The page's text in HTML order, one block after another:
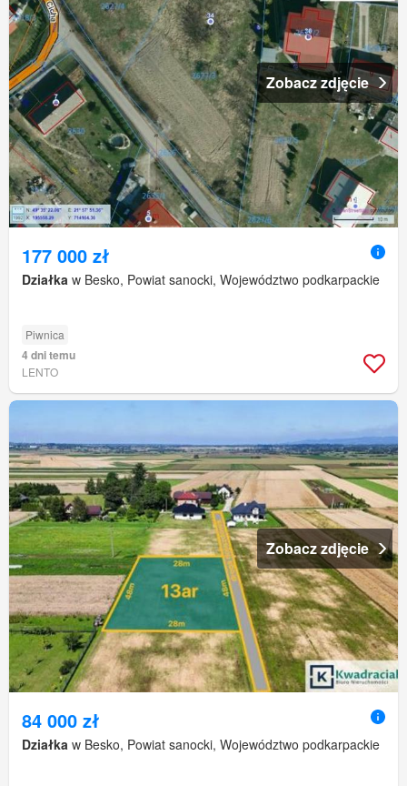
Zobacz zdjęcie
177 000 zł
Działka w Besko, Powiat sanocki, Województwo podkarpackie
Piwnica
4 dni temu
LENTO
Zobacz zdjęcie
84 000 zł
Działka w Besko, Powiat sanocki, Województwo podkarpackie